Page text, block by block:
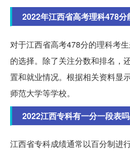
2022年江西省高考理科478
对于江西省高考478分的理科考
的选择。除了关注分数和排名，
置和就业情况。根据相关资料显
师范大学等学校。
2022江西专科有一分一段表
江西省专科成绩通常以百分制进